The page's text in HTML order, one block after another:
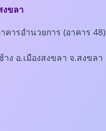
งขลา
ารอำนวยการ (อาคาร 48)
ง อ.เมืองสงขลา จ.สงขลา